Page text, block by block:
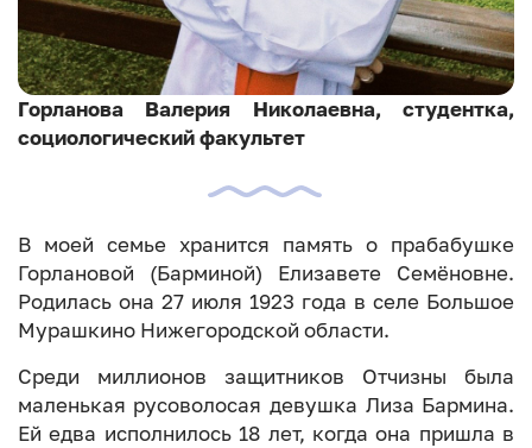
Горланова Валерия Николаевна, студентка,
социологический факультет
В моей семье хранится память о прабабушке
Горлановой (Барминой) Елизавете Семёновне.
Родилась она 27 июля 1923 года в селе Большое
Мурашкино Нижегородской области.
Среди миллионов защитников Отчизны была
маленькая русоволосая девушка Лиза Бармина.
Ей едва исполнилось 18 лет, когда она пришла в